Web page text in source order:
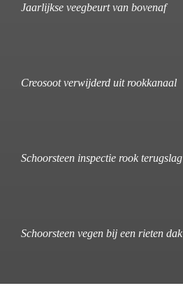
Jaarlijkse veegbeurt van bovenaf
Creosoot verwijderd uit rookkanaal
Schoorsteen inspectie rook terugslag
Schoorsteen vegen bij een rieten dak